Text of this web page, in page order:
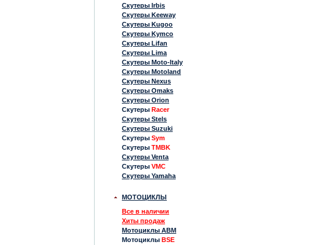
Скутеры Irbis
Скутеры Keeway
Скутеры Kugoo
Скутеры Kymco
Скутеры Lifan
Скутеры Lima
Скутеры Moto-Italy
Скутеры Motoland
Скутеры Nexus
Скутеры Omaks
Скутеры Orion
Скутеры Racer
Скутеры Stels
Скутеры Suzuki
Скутеры Sym
Скутеры TMBK
Скутеры Venta
Скутеры VMC
Скутеры Yamaha
МОТОЦИКЛЫ
Все в наличии
Хиты продаж
Мотоциклы ABM
Мотоциклы BSE